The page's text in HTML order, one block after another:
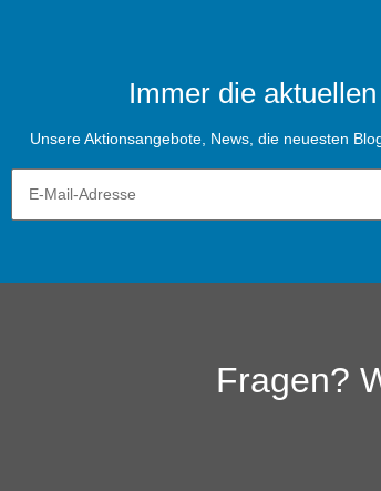
Immer die
Unsere Aktionsangebote, News, die neuesten
Fragen?